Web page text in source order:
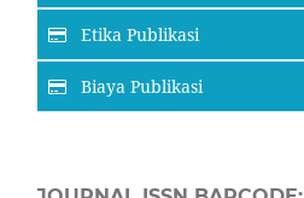
Etika Publikasi
Biaya Publikasi